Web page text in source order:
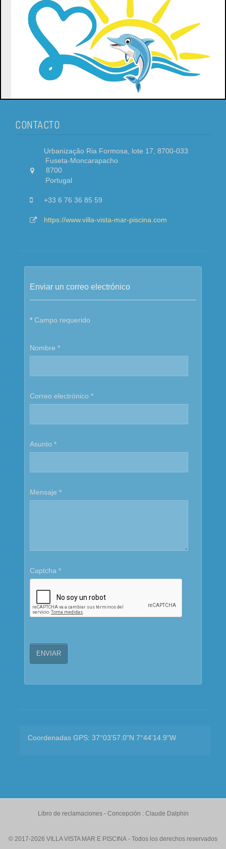
CONTACTO
Urbanização Ria Formosa, lote 17, 8700-033
Fuseta-Moncarapacho
8700
Portugal
+33 6 76 36 85 59
https://www.villa-vista-mar-piscina.com
Enviar un correo electrónico
* Campo requerido
Nombre *
Correo electrónico *
Asunto *
Mensaje *
Captcha *
ENVIAR
Coordenadas GPS: 37°03'57.0"N 7°44'14.9"W
Libro de reclamaciones- Concepción : Claude Dalphin
© 2017-2026 VILLA VISTA MAR E PISCINA - Todos los derechos reservados